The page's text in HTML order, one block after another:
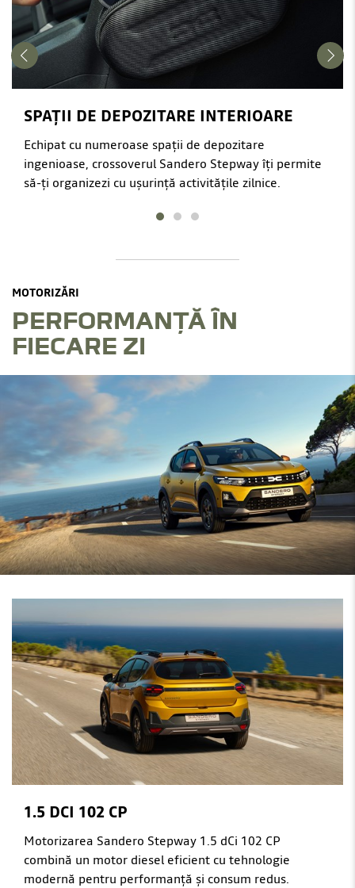
SPAȚII DE DEPOZITARE INTERIOARE
Echipat cu numeroase spații de depozitare
ingenioase, crossoverul Sandero Stepway îți permite
să-ți organizezi cu ușurință activitățile zilnice.
MOTORIZĂRI
PERFORMANȚĂ ÎN
FIECARE ZI
1.5 DCI 102 CP
Motorizarea Sandero Stepway 1.5 dCi 102 CP
combină un motor diesel eficient cu tehnologie
modernă pentru performanță și consum redus.